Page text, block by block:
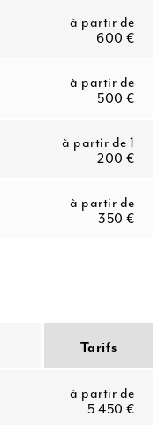
à partir de
600 €
à partir de
500 €
à partir de 1
200 €
à partir de
350 €
Tarifs
à partir de
5 450 €